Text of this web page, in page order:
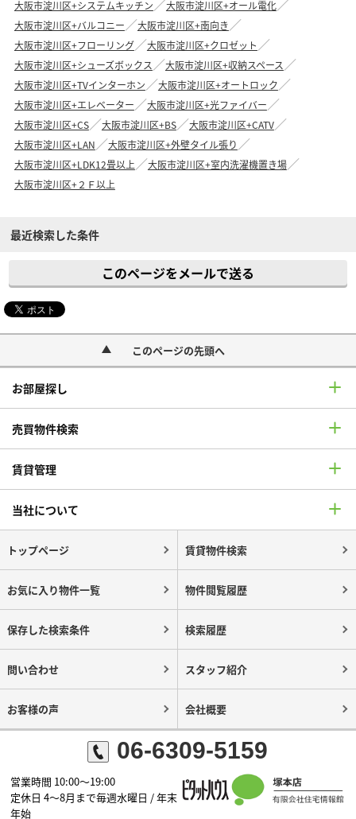
大阪市淀川区+システムキッチン
大阪市淀川区+オール電化
大阪市淀川区+バルコニー
大阪市淀川区+南向き
大阪市淀川区+フローリング
大阪市淀川区+クロゼット
大阪市淀川区+シューズボックス
大阪市淀川区+収納スペース
大阪市淀川区+TVインターホン
大阪市淀川区+オートロック
大阪市淀川区+エレベーター
大阪市淀川区+光ファイバー
大阪市淀川区+CS
大阪市淀川区+BS
大阪市淀川区+CATV
大阪市淀川区+LAN
大阪市淀川区+外壁タイル張り
大阪市淀川区+LDK12畳以上
大阪市淀川区+室内洗濯機置き場
大阪市淀川区+２Ｆ以上
最近検索した条件
このページをメールで送る
このページの先頭へ
お部屋探し
売買物件検索
賃貸管理
当社について
トップページ 賃貸物件検索
お気に入り物件一覧 物件閲覧履歴
保存した検索条件 検索履歴
問い合わせ スタッフ紹介
お客様の声 会社概要
06-6309-5159
営業時間 10:00～19:00
定休日 4～8月まで毎週水曜日 / 年末
年始